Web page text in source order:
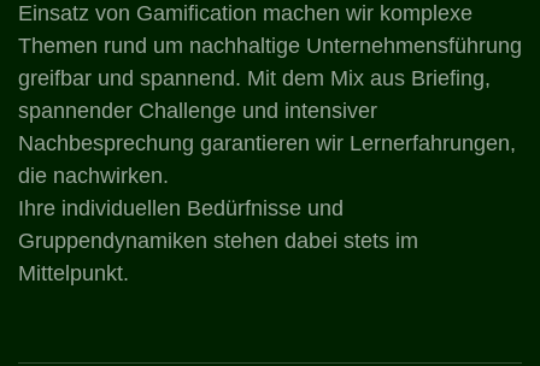
Einsatz von Gamification machen wir komplexe
Themen rund um nachhaltige Unternehmensführung
greifbar und spannend. Mit dem Mix aus Briefing,
spannender Challenge und intensiver
Nachbesprechung garantieren wir Lernerfahrungen,
die nachwirken.
Ihre individuellen Bedürfnisse und
Gruppendynamiken stehen dabei stets im
Mittelpunkt.